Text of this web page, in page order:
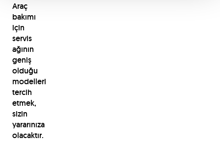
Araç
bakımı
için
servis
ağının
geniş
olduğu
modelleri
tercih
etmek,
sizin
yararınıza
olacaktır.